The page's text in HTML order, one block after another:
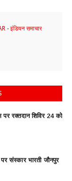
- इंडियन समाचार
रक्तदान शिविर 24 को
संस्कार भारती जौनपुर